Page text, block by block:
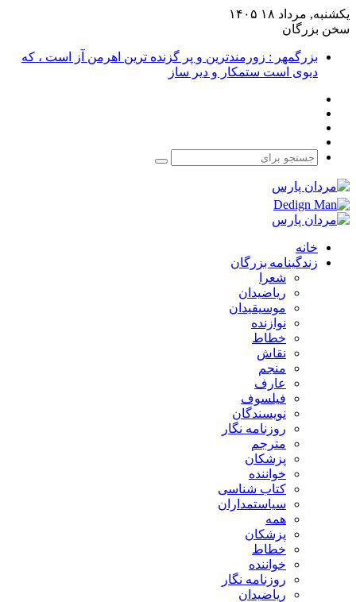
یکشنبه, مرداد ۱۸ ۱۴۰۵
سخن بزرگان
بزرگمهر : زورمندترین و پر گزنده ترین اهرمن آز است ، که
دیوی است ستمکار و دیر ساز
جستجو
خانه
زندگینامه بزرگان
شعرا
ریاضیدان
موسیقیدان
نوازنده
خطاط
نقاش
منجم
عارف
فیلسوف
نویسندگان
روزنامه نگار
مترجم
پزشکان
خواننده
کتاب شناسی
سیاستمداران
همه
پزشکان
خطاط
خواننده
روزنامه نگار
ریاضیدان